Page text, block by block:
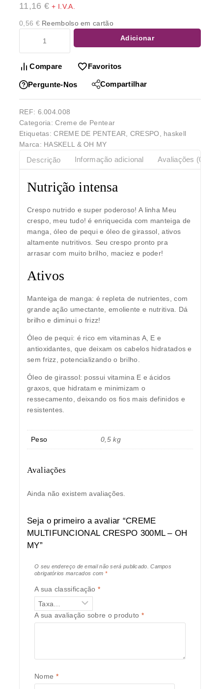
11,16 € + I.V.A.
0,56 €Reembolso em cartão
Adicionar
Compare Favoritos
Pergunte-Nos Compartilhar
REF: 6.004.008
Categoria:Creme de Pentear
Etiquetas:CREME DE PENTEAR CRESPO
haskell
Marca: HASKELL & OH MY
Descrição Informação adicional Avaliações (0)
Nutrição intensa
Crespo nutrido e super poderoso! A linha Meu
crespo, meu tudo! é enriquecida com manteiga de
manga, óleo de pequi e óleo de girassol , ativos
altamente nutritivos. Seu crespo pronto pra
arrasar com muito brilho, maciez e poder!
Ativos
Manteiga de manga: é repleta de nutrientes, com
grande ação umectante, emoliente e nutritiva. Dá
brilho e diminui o frizz!
Óleo de pequi: é rico em vitaminas A, E e
antioxidantes, que deixam os cabelos hidratados e
sem frizz, potencializando o brilho.
Óleo de girassol: possui vitamina E e ácidos
graxos, que hidratam e minimizam o
ressecamento, deixando os fios mais definidos e
resistentes.
Peso 0,5 kg
Avaliações
Ainda não existem avaliações.
Seja o primeiro a avaliar “CREME
MULTIFUNCIONAL CRESPO 300ML – OH
MY”
O seu endereço de email não será publicado.
Campos
obrigatórios marcados com *
A sua classificação*
A sua avaliação sobre o produto *
Nome *